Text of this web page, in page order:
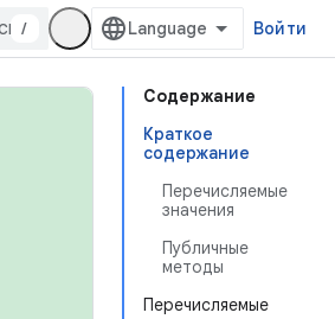
/ Войти
Содержание
Краткое
содержание
Перечисляемые
значения
Публичные
методы
Перечисляемые